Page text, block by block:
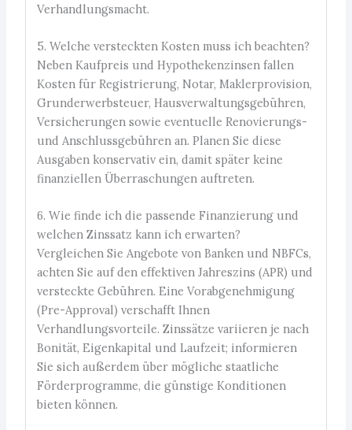
Verhandlungsmacht.
5. Welche versteckten Kosten muss ich beachten?
Neben Kaufpreis und Hypothekenzinsen fallen
Kosten für Registrierung, Notar, Maklerprovision,
Grunderwerbsteuer, Hausverwaltungsgebühren,
Versicherungen sowie eventuelle Renovierungs-
und Anschlussgebühren an. Planen Sie diese
Ausgaben konservativ ein, damit später keine
finanziellen Überraschungen auftreten.
6. Wie finde ich die passende Finanzierung und
welchen Zinssatz kann ich erwarten?
Vergleichen Sie Angebote von Banken und NBFCs,
achten Sie auf den effektiven Jahreszins (APR) und
versteckte Gebühren. Eine Vorabgenehmigung
(Pre-Approval) verschafft Ihnen
Verhandlungsvorteile. Zinssätze variieren je nach
Bonität, Eigenkapital und Laufzeit; informieren
Sie sich außerdem über mögliche staatliche
Förderprogramme, die günstige Konditionen
bieten können.